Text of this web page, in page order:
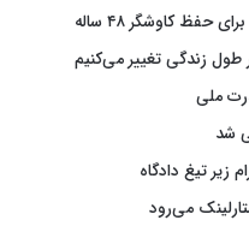
طول زندگی تغییر می‌کنیم
ملی
شد